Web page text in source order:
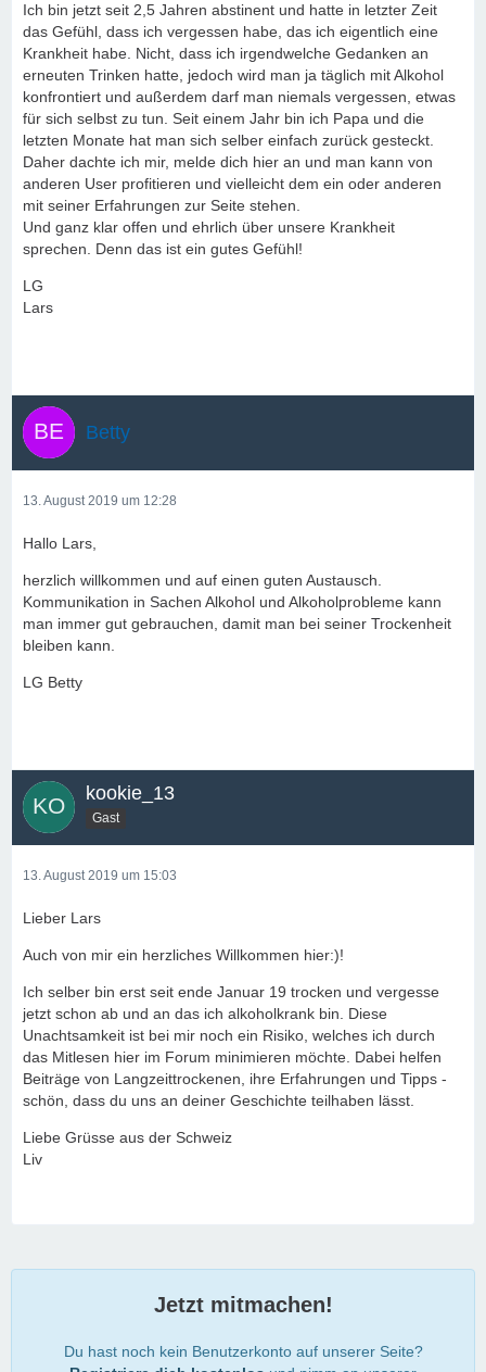
Ich bin jetzt seit 2,5 Jahren abstinent und hatte in letzter Zeit
das Gefühl, dass ich vergessen habe, das ich eigentlich eine
Krankheit habe. Nicht, dass ich irgendwelche Gedanken an
erneuten Trinken hatte, jedoch wird man ja täglich mit Alkohol
konfrontiert und außerdem darf man niemals vergessen, etwas
für sich selbst zu tun. Seit einem Jahr bin ich Papa und die
letzten Monate hat man sich selber einfach zurück gesteckt.
Daher dachte ich mir, melde dich hier an und man kann von
anderen User profitieren und vielleicht dem ein oder anderen
mit seiner Erfahrungen zur Seite stehen.
Und ganz klar offen und ehrlich über unsere Krankheit
sprechen. Denn das ist ein gutes Gefühl!
LG
Lars
Betty
13. August 2019 um 12:28
Hallo Lars,
herzlich willkommen und auf einen guten Austausch.
Kommunikation in Sachen Alkohol und Alkoholprobleme kann
man immer gut gebrauchen, damit man bei seiner Trockenheit
bleiben kann.
LG Betty
kookie_13
Gast
13. August 2019 um 15:03
Lieber Lars
Auch von mir ein herzliches Willkommen hier:)!
Ich selber bin erst seit ende Januar 19 trocken und vergesse
jetzt schon ab und an das ich alkoholkrank bin. Diese
Unachtsamkeit ist bei mir noch ein Risiko, welches ich durch
das Mitlesen hier im Forum minimieren möchte. Dabei helfen
Beiträge von Langzeittrockenen, ihre Erfahrungen und Tipps -
schön, dass du uns an deiner Geschichte teilhaben lässt.
Liebe Grüsse aus der Schweiz
Liv
Jetzt mitmachen!
Du hast noch kein Benutzerkonto auf unserer Seite?